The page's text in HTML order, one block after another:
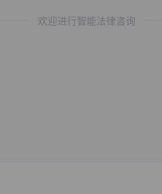
欢迎进行智能法律咨询